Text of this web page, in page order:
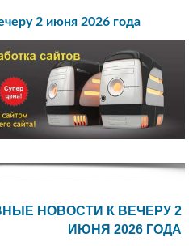
2 июня 2026 года
НОВОСТИ К ВЕЧЕРУ 2
ИЮНЯ 2026 ГОДА